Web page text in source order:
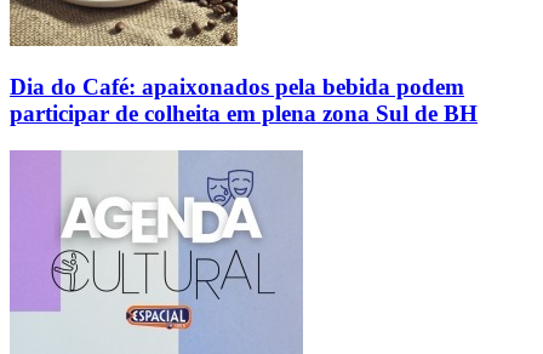
Dia do Café: apaixonados pela bebida podem
participar de colheita em plena zona Sul de BH